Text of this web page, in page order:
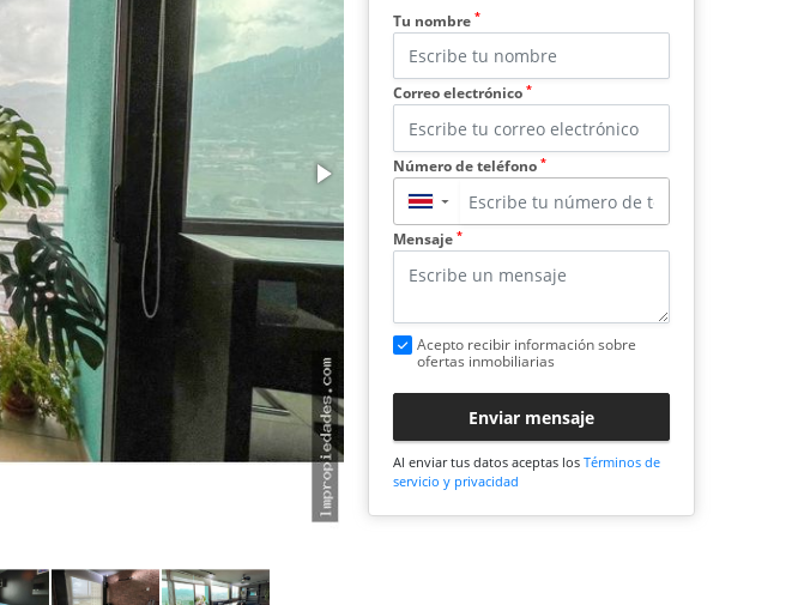
Tu nombre *
Correo electrónico *
Número de teléfono *
▼
Mensaje *
Acepto recibir información sobre
ofertas inmobiliarias
Enviar mensaje
Al enviar tus datos aceptas los Términos de
servicio y privacidad